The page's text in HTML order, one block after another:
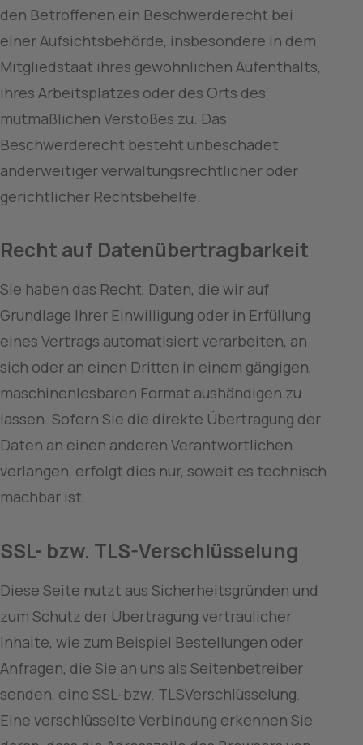
den Betroffenen ein Beschwerderecht bei
einer Aufsichtsbehörde, insbesondere in dem
Mitgliedstaat ihres gewöhnlichen Aufenthalts,
ihres Arbeitsplatzes oder des Orts des
mutmaßlichen Verstoßes zu. Das
Beschwerderecht besteht unbeschadet
anderweitiger verwaltungsrechtlicher oder
gerichtlicher Rechtsbehelfe.
Recht auf Datenübertragbarkeit
Sie haben das Recht, Daten, die wir auf
Grundlage Ihrer Einwilligung oder in Erfüllung
eines Vertrags automatisiert verarbeiten, an
sich oder an einen Dritten in einem gängigen,
maschinenlesbaren Format aushändigen zu
lassen. Sofern Sie die direkte Übertragung der
Daten an einen anderen Verantwortlichen
verlangen, erfolgt dies nur, soweit es technisch
machbar ist.
SSL- bzw. TLS-Verschlüsselung
Diese Seite nutzt aus Sicherheitsgründen und
zum Schutz der Übertragung vertraulicher
Inhalte, wie zum Beispiel Bestellungen oder
Anfragen, die Sie an uns als Seitenbetreiber
senden, eine SSL-bzw. TLSVerschlüsselung.
Eine verschlüsselte Verbindung erkennen Sie